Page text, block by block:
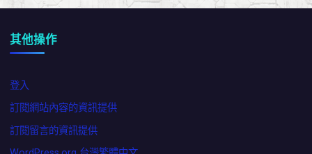
其他操作
登入
訂閱網站內容的資訊提供
訂閱留言的資訊提供